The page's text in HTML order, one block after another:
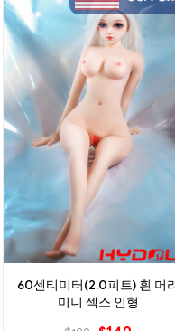
60센티미터(2.0피트) 흰 머
미니 섹스 인형